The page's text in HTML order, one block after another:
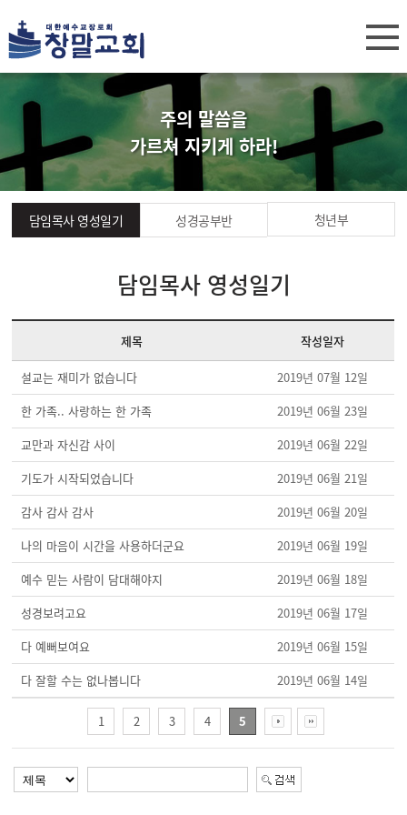
주의 말씀을
가르쳐 지키게 하라!
담임목사 영성일기 성경공부반 청년부
담임목사 영성일기
제목 작성일자
설교는 재미가 없습니다
2019년 07월 12일
한 가족.. 사랑하는 한 가족
2019년 06월 23일
교만과 자신감 사이
2019년 06월 22일
기도가 시작되었습니다
2019년 06월 21일
감사 감사 감사
2019년 06월 20일
나의 마음이 시간을 사용하더군요
2019년 06월 19일
예수 믿는 사람이 담대해야지
2019년 06월 18일
성경보려고요
2019년 06월 17일
다 예뻐보여요
2019년 06월 15일
다 잘할 수는 없나봅니다
2019년 06월 14일
1 2 3 4 5